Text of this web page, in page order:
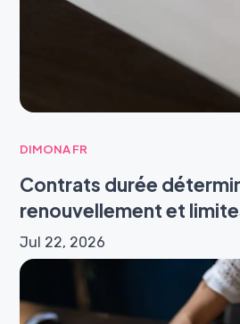
DIMONA FR
Contrats durée
renouvellement et
Jul 22, 2026